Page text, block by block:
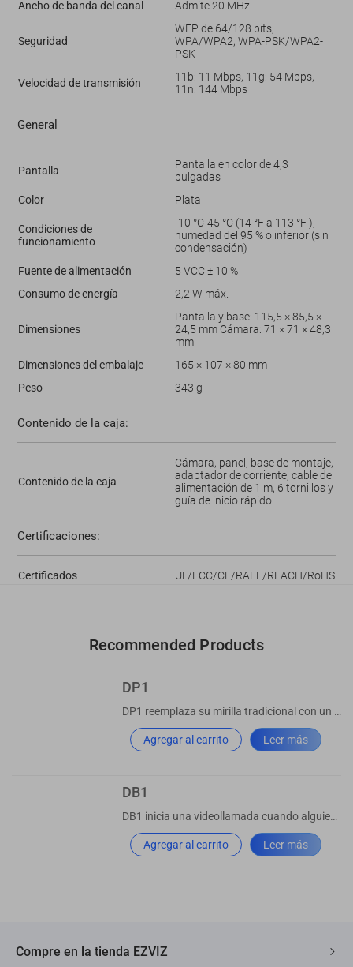
Ancho de banda del canal
Admite 20 MHz
Seguridad
WEP de 64/128 bits,
WPA/WPA2, WPA-PSK/WPA2-
PSK
Velocidad de transmisión
11b: 11 Mbps, 11g: 54 Mbps,
11n: 144 Mbps
General
Pantalla
Pantalla en color de 4,3
pulgadas
Color
Plata
Condiciones de
funcionamiento
-10 °C-45 °C (14 °F a 113 °F ),
humedad del 95 % o inferior (sin
condensación)
Fuente de alimentación
5 VCC ± 10 %
Consumo de energía
2,2 W máx.
Dimensiones
Pantalla y base: 115,5 × 85,5 ×
24,5 mm Cámara: 71 × 71 × 48,3
mm
Dimensiones del embalaje
165 × 107 × 80 mm
Peso
343 g
Contenido de la caja:
Contenido de la caja
Cámara, panel, base de montaje,
adaptador de corriente, cable de
alimentación de 1 m, 6 tornillos y
guía de inicio rápido.
Certificaciones:
Certificados UL/FCC/CE/RAEE/REACH/RoHS
Recommended Products
DP1
DP1 reemplaza su mirilla tradicional con un visor de puertas inteligente.
Agregar al carrito Leer más
DB1
DB1 inicia una videollamada cuando alguien toca el timbre.
Agregar al carrito Leer más
Compre en la tienda EZVIZ